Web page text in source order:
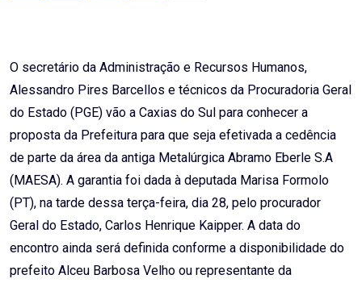
O secretário da Administração e Recursos Humanos,
Alessandro Pires Barcellos e técnicos da Procuradoria Geral
do Estado (PGE) vão a Caxias do Sul para conhecer a
proposta da Prefeitura para que seja efetivada a cedência
de parte da área da antiga Metalúrgica Abramo Eberle S.A
(MAESA). A garantia foi dada à deputada Marisa Formolo
(PT), na tarde dessa terça-feira, dia 28, pelo procurador
Geral do Estado, Carlos Henrique Kaipper. A data do
encontro ainda será definida conforme a disponibilidade do
prefeito Alceu Barbosa Velho ou representante da